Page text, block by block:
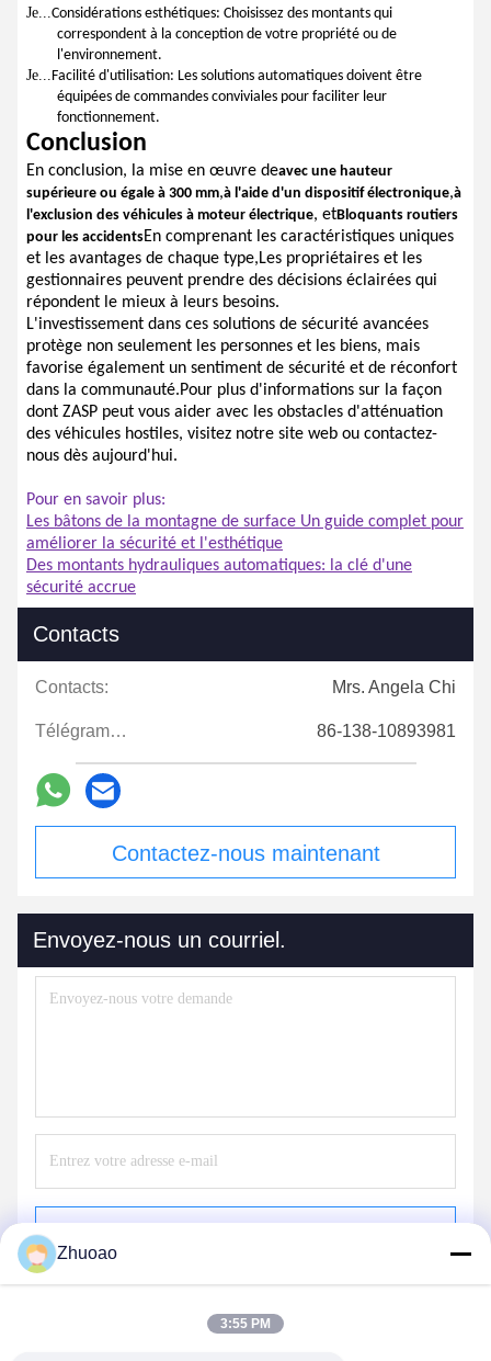
Je... Considérations esthétiques: Choisissez des montants qui
correspondent à la conception de votre propriété ou de
l'environnement.
Je... Facilité d'utilisation: Les solutions automatiques doivent être
équipées de commandes conviviales pour faciliter leur
fonctionnement.
Conclusion
En conclusion, la mise en œuvre deavec une hauteur
supérieure ou égale à 300 mm,à l'aide d'un dispositif électronique,à
l'exclusion des véhicules à moteur électrique, etBloquants routiers
pour les accidentsEn comprenant les caractéristiques uniques
et les avantages de chaque type,Les propriétaires et les
gestionnaires peuvent prendre des décisions éclairées qui
répondent le mieux à leurs besoins.
L'investissement dans ces solutions de sécurité avancées
protège non seulement les personnes et les biens, mais
favorise également un sentiment de sécurité et de réconfort
dans la communauté.Pour plus d'informations sur la façon
dont ZASP peut vous aider avec les obstacles d'atténuation
des véhicules hostiles, visitez notre site web ou contactez-
nous dès aujourd'hui.
Pour en savoir plus:
Les bâtons de la montagne de surface Un guide complet pour
améliorer la sécurité et l'esthétique
Des montants hydrauliques automatiques: la clé d'une
sécurité accrue
Contacts
Contacts: Mrs. Angela Chi
Télégramme: 86-138-10893981
Contactez-nous maintenant
Envoyez-nous un courriel.
Zhuoao
3:55 PM